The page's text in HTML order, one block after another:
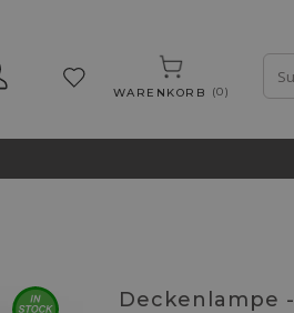
WARENKORB 0
Deckenlampe